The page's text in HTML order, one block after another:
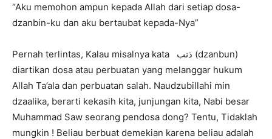
“Aku memohon ampun kepada Allah dari setiap dosa-
dzanbin-ku dan aku bertaubat kepada-Nya”
Pernah terlintas, Kalau misalnya kata ذنب (dzanbun)
diartikan dosa atau perbuatan yang melanggar hukum
Allah Ta’ala dan perbuatan salah. Naudzubillahi min
dzaalika, berarti kekasih kita, junjungan kita, Nabi besar
Muhammad Saw seorang pendosa dong? Tentu, Tidaklah
mungkin ! Beliau berbuat demekian karena beliau adalah